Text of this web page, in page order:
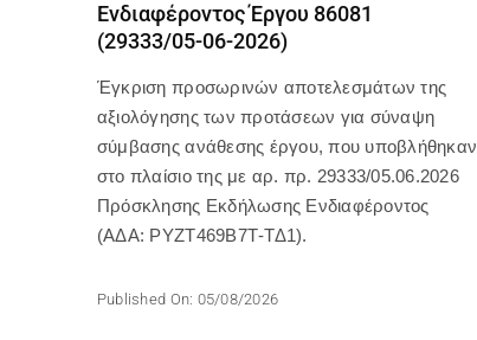
Ενδιαφέροντος Έργου 86081
(29333/05-06-2026)
Έγκριση προσωρινών αποτελεσμάτων της
αξιολόγησης των προτάσεων για σύναψη
σύμβασης ανάθεσης έργου, που υποβλήθηκαν
στο πλαίσιο της με αρ. πρ. 29333/05.06.2026
Πρόσκλησης Εκδήλωσης Ενδιαφέροντος
(ΑΔΑ: ΡΥΖΤ469Β7Τ-ΤΔ1).
Published On: 05/08/2026